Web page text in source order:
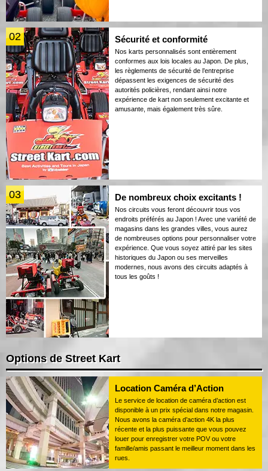
02 Sécurité et conformité
Nos karts personnalisés sont entièrement
conformes aux lois locales au Japon. De plus,
les règlements de sécurité de l’entreprise
dépassent les exigences de sécurité des
autorités policières, rendant ainsi notre
expérience de kart non seulement excitante et
amusante, mais également très sûre.
03 De nombreux choix excitants !
Nos circuits vous feront découvrir tous vos
endroits préférés au Japon ! Avec une variété de
magasins dans les grandes villes, vous aurez
de nombreuses options pour personnaliser votre
expérience. Que vous soyez attiré par les sites
historiques du Japon ou ses merveilles
modernes, nous avons des circuits adaptés à
tous les goûts !
Options de Street Kart
Location Caméra d’Action
Le service de location de caméra d’action est
disponible à un prix spécial dans notre magasin.
Nous avons la caméra d’action 4K la plus
récente et la plus puissante que vous pouvez
louer pour enregistrer votre POV ou votre
famille/amis passant le meilleur moment dans les
rues.